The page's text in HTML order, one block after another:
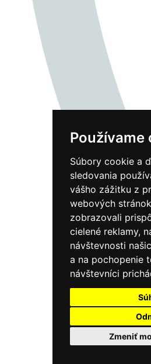
Používame
Súbory cookie a
sledovania
vášho zážitku z
webových
zobrazovali
cielené reklamy,
návštevnosti
a na pochopenie
návštevníci
Zmeniť